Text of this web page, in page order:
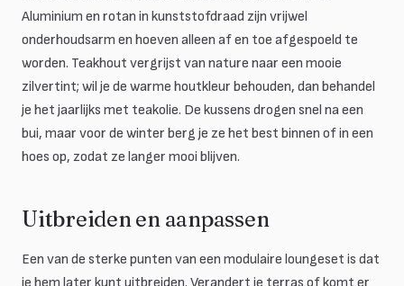
Aluminium en rotan in kunststofdraad zijn vrijwel
onderhoudsarm en hoeven alleen af en toe afgespoeld te
worden. Teakhout vergrijst van nature naar een mooie
zilvertint; wil je de warme houtkleur behouden, dan behandel
je het jaarlijks met teakolie. De kussens drogen snel na een
bui, maar voor de winter berg je ze het best binnen of in een
hoes op, zodat ze langer mooi blijven.
Uitbreiden en aanpassen
Een van de sterke punten van een modulaire loungeset is dat